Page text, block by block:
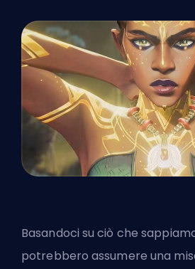
Basandoci su ciò che
potrebbero assumere una